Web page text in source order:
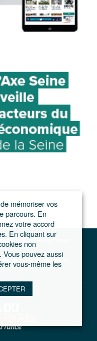
de l'Ile-de-France
de leurs réseaux de
mémoriser vos
parcours. En
votre accord
En cliquant sur
non
Vous pouvez aussi
vous-même les